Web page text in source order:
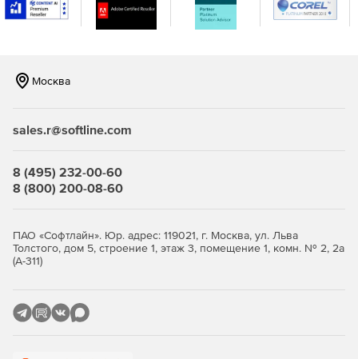
Москва
sales.r@softline.com
8 (495) 232-00-60
8 (800) 200-08-60
ПАО «Софтлайн». Юр. адрес: 119021, г. Москва, ул. Льва
Толстого, дом 5, строение 1, этаж 3, помещение 1, комн. № 2, 2а
(А-311)